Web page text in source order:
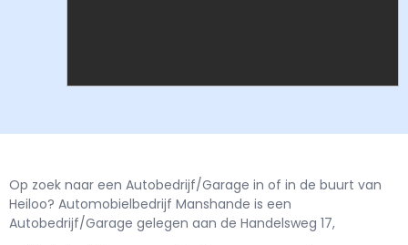
Op zoek naar een Autobedrijf/Garage in of in de buurt van
Heiloo? Automobielbedrijf Manshande is een
Autobedrijf/Garage gelegen aan de Handelsweg 17,